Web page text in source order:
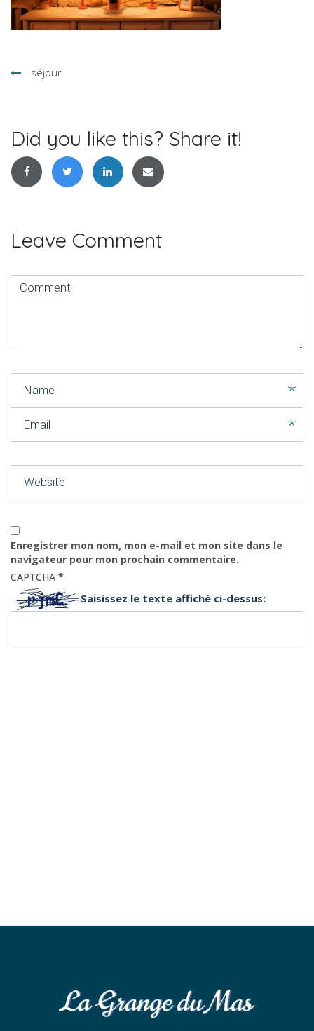
Navigation
l’article
séjour
Did you like this? Share it!
Leave Comment
Comment
Enregistrer mon nom, mon e-mail et mon site dans le
navigateur pour mon prochain commentaire.
CAPTCHA *
Saisissez le texte affiché ci-dessus: